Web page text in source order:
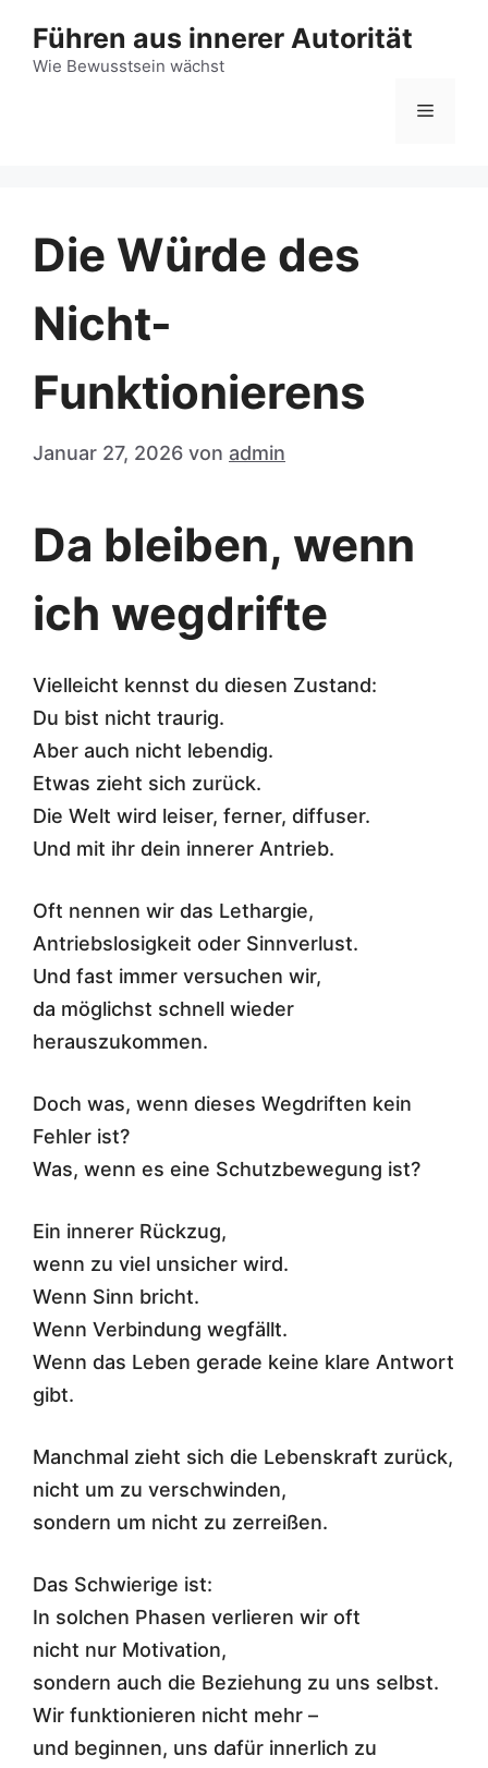
InhaltFühren aus innerer Autorität
Wie Bewusstsein wächst
Menü
Die Würde des
Nicht-
Funktionierens
Januar 27, 2026 von admin
Da bleiben, wenn
ich wegdrifte
Vielleicht kennst du diesen Zustand:
Du bist nicht traurig.
Aber auch nicht lebendig.
Etwas zieht sich zurück.
Die Welt wird leiser, ferner, diffuser.
Und mit ihr dein innerer Antrieb.
Oft nennen wir das Lethargie,
Antriebslosigkeit oder Sinnverlust.
Und fast immer versuchen wir,
da möglichst schnell wieder
herauszukommen.
Doch was, wenn dieses Wegdriften kein
Fehler ist?
Was, wenn es eine Schutzbewegung ist?
Ein innerer Rückzug,
wenn zu viel unsicher wird.
Wenn Sinn bricht.
Wenn Verbindung wegfällt.
Wenn das Leben gerade keine klare Antwort
gibt.
Manchmal zieht sich die Lebenskraft zurück,
nicht um zu verschwinden,
sondern um nicht zu zerreißen.
Das Schwierige ist:
In solchen Phasen verlieren wir oft
nicht nur Motivation,
sondern auch die Beziehung zu uns selbst.
Wir funktionieren nicht mehr –
und beginnen, uns dafür innerlich zu